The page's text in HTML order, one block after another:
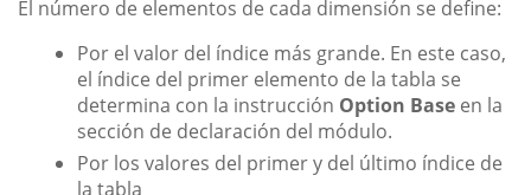
El número de elementos de cada dimensión se define:
Por el valor del índice más grande. En este caso,
el índice del primer elemento de la tabla se
determina con la instrucción Option Base en la
sección de declaración del módulo.
Por los valores del primer y del último índice de
la tabla